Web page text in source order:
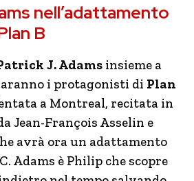
nell’adattamento
B
J. Adams insieme a
i protagonisti di Plan
a Montreal, recitata in
Jean-François Asselin e
avrà ora un adattamento
Adams è Philip che scopre